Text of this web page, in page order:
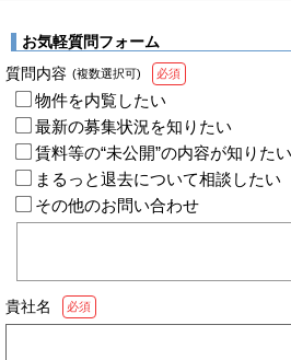
お気軽質問フォーム
質問内容 (複数選択可) 必須
物件を内覧したい
最新の募集状況を知りたい
賃料等の“未公開”の内容が知りたい
まるっと退去について相談したい
その他のお問い合わせ
貴社名 必須